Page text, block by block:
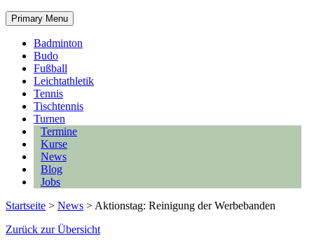
Primary Menu
Badminton
Budo
Fußball
Leichtathletik
Tennis
Tischtennis
Turnen
Termine
Kurse
News
Blog
Jobs
Startseite > News > Aktionstag: Reinigung der Werbebanden
Zurück zur Übersicht